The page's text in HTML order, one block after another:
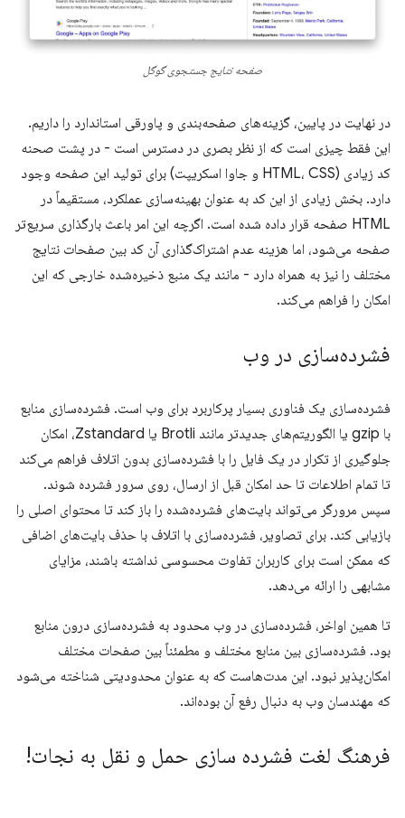
صفحه نتایج جستجوی گوگل
در نهایت در پایین، گزینه‌های صفحه‌بندی و پاورقی استاندارد را داریم.
این فقط چیزی است که از نظر بصری در دسترس است - در پشت صحنه
کد زیادی (HTML، CSS و جاوا اسکریپت) برای تولید این صفحه وجود
دارد. بخش زیادی از این کد به عنوان بهینه‌سازی عملکرد، مستقیماً در
HTML صفحه قرار داده شده است. اگرچه این امر باعث بارگذاری سریع‌تر
صفحه می‌شود، اما هزینه عدم اشتراک‌گذاری آن کد بین صفحات نتایج
مختلف را نیز به همراه دارد - مانند یک منبع ذخیره‌شده خارجی که این
امکان را فراهم می‌کند.
فشرده‌سازی در وب
فشرده‌سازی یک فناوری بسیار پرکاربرد برای وب است. فشرده‌سازی منابع
با gzip یا الگوریتم‌های جدیدتر مانند Brotli یا Zstandard، امکان
جلوگیری از تکرار در یک فایل را با فشرده‌سازی بدون اتلاف فراهم می‌کند
تا تمام اطلاعات تا حد امکان قبل از ارسال، روی سرور فشرده شوند.
سپس مرورگر می‌تواند بایت‌های فشرده‌شده را باز کند تا محتوای اصلی را
بازیابی کند. برای تصاویر، فشرده‌سازی با اتلاف با حذف بایت‌های اضافی
که ممکن است برای کاربران تفاوت محسوسی نداشته باشند، مزایای
مشابهی را ارائه می‌دهد.
تا همین اواخر، فشرده‌سازی در وب محدود به فشرده‌سازی درون منابع
بود. فشرده‌سازی بین منابع مختلف و مطمئناً بین صفحات مختلف
امکان‌پذیر نبود. این مدت‌هاست که به عنوان محدودیتی شناخته می‌شود
که مهندسان وب به دنبال رفع آن بوده‌اند.
فرهنگ لغت فشرده سازی حمل و نقل به نجات!